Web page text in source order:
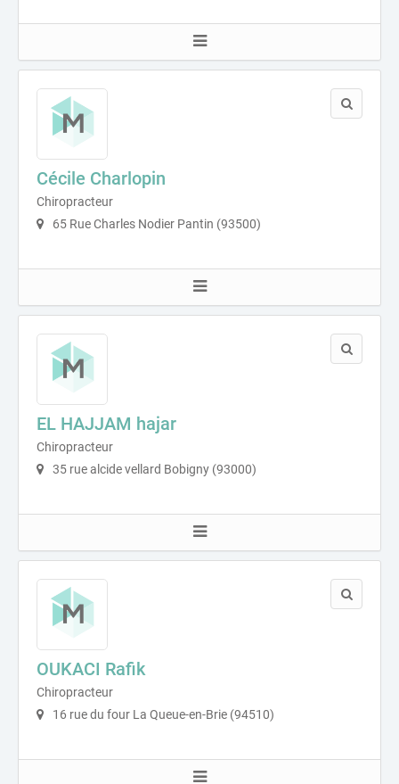
Cécile Charlopin
Chiropracteur
65 Rue Charles Nodier Pantin (93500)
EL HAJJAM hajar
Chiropracteur
35 rue alcide vellard Bobigny (93000)
OUKACI Rafik
Chiropracteur
16 rue du four La Queue-en-Brie (94510)